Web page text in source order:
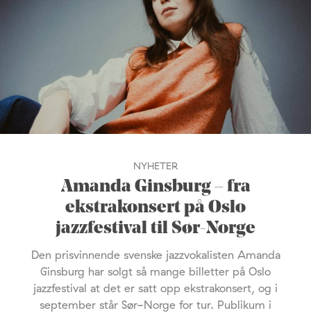
NYHETER
Amanda Ginsburg – fra
ekstrakonsert på Oslo
jazzfestival til Sør-Norge
Den prisvinnende svenske jazzvokalisten Amanda
Ginsburg har solgt så mange billetter på Oslo
jazzfestival at det er satt opp ekstrakonsert, og i
september står Sør-Norge for tur. Publikum i